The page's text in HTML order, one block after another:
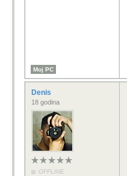
Moj PC
Denis
18 godina
OFFLINE